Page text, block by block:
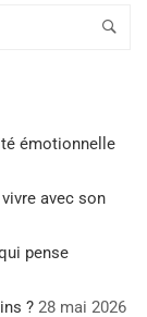
émotionnelle
avec son
pense
? 28 mai 2026